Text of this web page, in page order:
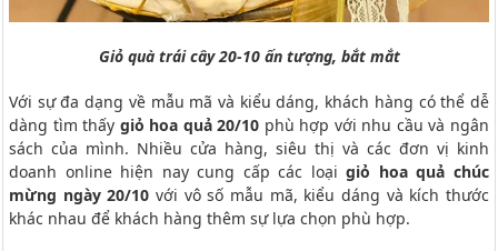
Giỏ quà trái cây 20-10 ấn tượng, bắt mắt
Với sự đa dạng về mẫu mã và kiểu dáng, khách hàng có thể dễ
dàng tìm thấy giỏ hoa quả 20/10 phù hợp với nhu cầu và ngân
sách của mình. Nhiều cửa hàng, siêu thị và các đơn vị kinh
doanh online hiện nay cung cấp các loạigiỏ hoa quả chúc
mừng ngày 20/10 với vô số mẫu mã, kiểu dáng và kích thước
khác nhau để khách hàng thêm sự lựa chọn phù hợp.